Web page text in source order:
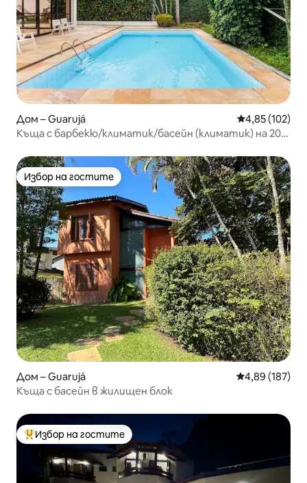
Дом – Guarujá Средна
4,85 (102)
Къща с барбекю/климатик/басейн (климатик) на 200
Избор на гостите
Избор на гостите
Дом – Guarujá Средна
4,89 (187)
Къща с басейн в жилищен блок
Най-популярен избор на гостите
Избор на гостите